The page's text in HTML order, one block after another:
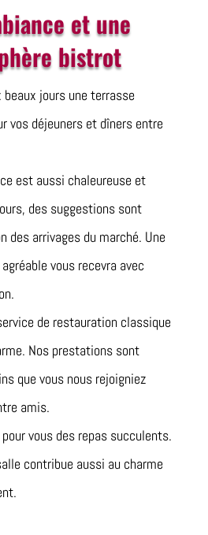
et une
bistrot
jours une terrasse
vos déjeuners et dîners entre
est aussi chaleureuse et
des suggestions sont
des arrivages du marché. Une
vous recevra avec
de restauration classique
Nos prestations sont
que vous nous rejoigniez
amis.
vous des repas succulents.
contribue aussi au charme